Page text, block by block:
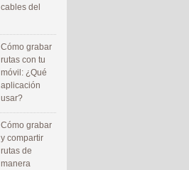
cables del
Cómo grabar
rutas con tu
móvil: ¿Qué
aplicación
usar?
Cómo grabar
y compartir
rutas de
manera